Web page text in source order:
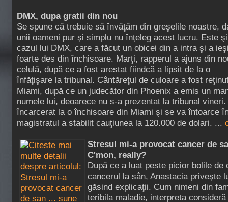
DMX, dupa gratii din nou
Se spune că trebuie să învăţăm din greşelile noastre,
unii oameni pur şi simplu nu înţeleg acest lucru. Este şi
cazul lui DMX, care a făcut un obicei din a intra şi a
foarte des din închisoare. Marţi, rapperul a ajuns din
celulă, după ce a fost arestat fiindcă a lipsit de la o
înfăţişare la tribunal. Cântăreţul de culoare a fost
Miami, după ce un judecător din Phoenix a emis un
numele lui, deoarece nu s-a prezentat la tribunal
încarcerat la o închisoare din Miami şi se va întoarce
magistratul a stabilit cauţiunea la 120.000 de dolari. ...
Stresul mi-a provocat cancer de
C'mon, really?
După ce a luat peste picior bolile
cancerul la sân, Anastacia priveşte
găsind explicaţii. Cum nimeni din
teribila maladie, interpreta